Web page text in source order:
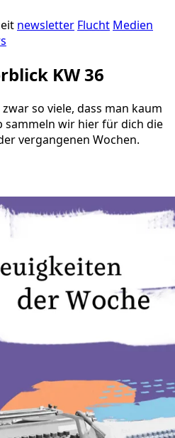
newsletter Flucht Medien
KW 36
so viele, dass man kaum
wir hier für dich die
vergangenen Wochen.